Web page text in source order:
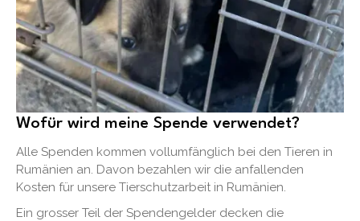
Wofür wird meine Spende verwendet?
Alle Spenden kommen vollumfänglich bei den Tieren in
Rumänien an. Davon bezahlen wir die anfallenden
Kosten für unsere Tierschutzarbeit in Rumänien.
Ein grosser Teil der Spendengelder decken die